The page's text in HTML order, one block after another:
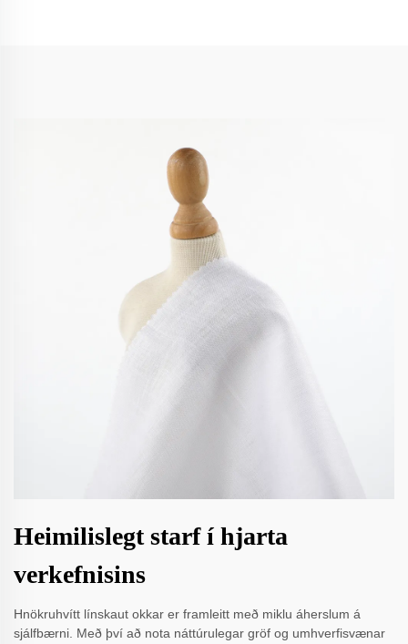
Heimilislegt starf í hjarta
verkefnisins
Hnökruhvítt línskaut okkar er framleitt með miklu áherslum á
sjálfbærni. Með því að nota náttúrulegar gröf og umhverfisvænar